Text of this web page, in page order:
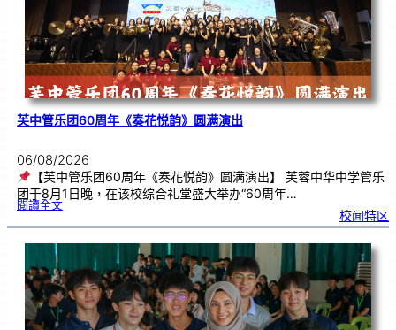
芙中管乐团60周年《奏花悦韵》圆满演出
06/08/2026
【芙中管乐团60周年《奏花悦韵》圆满演出】 芙蓉中华中学管乐
团于8月1日晚，在该校综合礼堂盛大举办“60周年…
閱讀全文:芙
乐
6
0
《
奏
花
悦
韵
》
圆
满
演
出
校闻特区